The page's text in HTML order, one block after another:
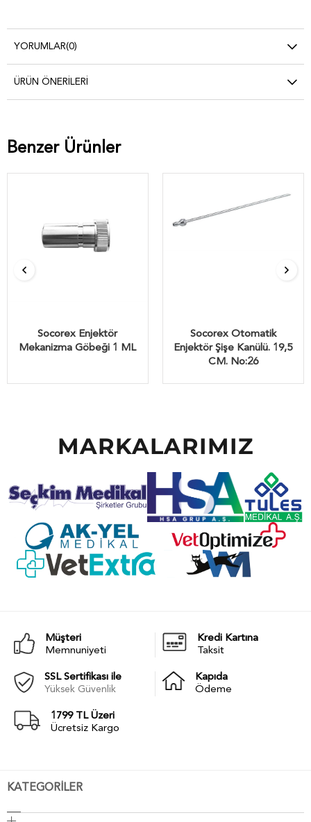
YORUMLAR(0)
ÜRÜN ÖNERILERI
Benzer Ürünler
Socorex Enjektör
Mekanizma Göbeği 1 ML
Socorex Otomatik
Enjektör Şişe Kanülü. 19,5
CM. No:26
MARKALARIMIZ
Müşteri
Memnuniyeti
Kredi Kartına
Taksit
SSL Sertifikası ile
Yüksek Güvenlik
Kapıda
Ödeme
1799 TL Üzeri
Ücretsiz Kargo
KATEGORİLER